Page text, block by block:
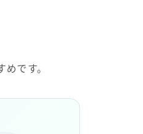
です。